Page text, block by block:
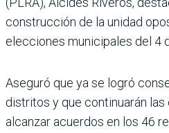
construcción de la unidad
elecciones municipales del 4
Aseguró que ya se logró
distritos y que continuarán
alcanzar acuerdos en los 46